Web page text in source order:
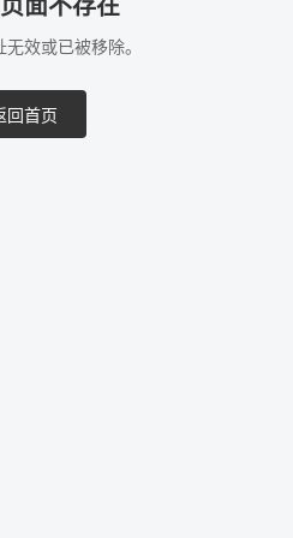
面不存在
效或已被移除。
回首页